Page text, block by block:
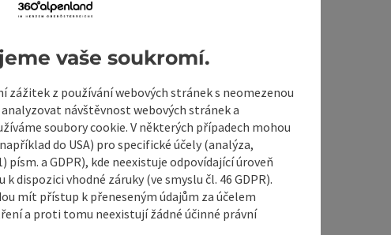
vaše soukromí.
zážitek z používání webových stránek s neomezenou
návštěvnost webových stránek a
soubory cookie. V některých případech mohou
do USA) pro specifické účely (analýza,
a GDPR), kde neexistuje odpovídající úroveň
k dispozici vhodné záruky (ve smyslu čl. 46 GDPR).
mít přístup k přeneseným údajům za účelem
a proti tomu neexistují žádné účinné právní